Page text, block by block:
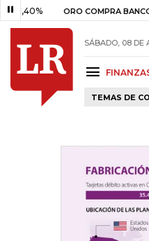
ORO COMPRA BANCO DE LA
SÁBADO, 08 DE
TEMAS DE